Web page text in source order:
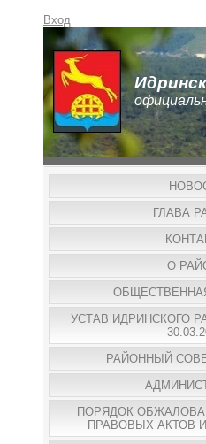
Вход
ГЛАВА
О
УСТАВ ИДРИНСКОГО
РАЙОННЫЙ
ПОРЯДОК
ПРАВОВЫХ АКТОВ